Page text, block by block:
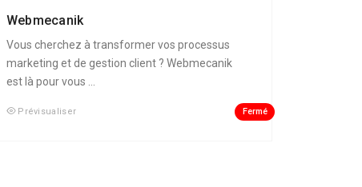
Webmecanik
Vous cherchez à transformer vos processus
marketing et de gestion client ? Webmecanik
est là pour vous ...
Prévisualiser Fermé